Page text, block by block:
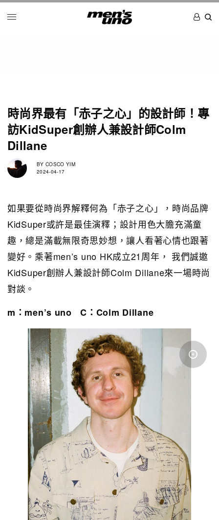
時尚界最有「赤子之心」的設計師！專
訪KidSuper創辦人兼設計師Colm
Dillane
BY COSCO YIM
2024-04-17
如果要從時尚界解釋何為「赤子之心」，時尚品牌
KidSuper或許是最佳演釋；設計用色大膽充滿童
趣，總是滿載無限奇思妙想，讓人看著心情也跟著
變好。乘著men’s uno HK成立21周年， 我們誠邀
KidSuper創辦人兼設計師Colm Dillane來一場時尚
對談。
m：men’s uno C：Colm Dillane